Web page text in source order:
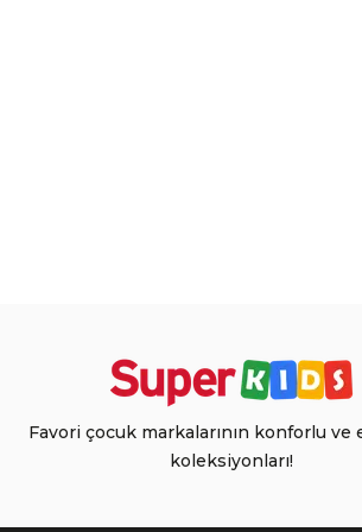
Favori çocuk markalarının konforlu ve
koleksiyonları!